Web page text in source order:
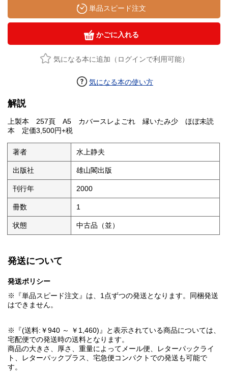
単品スピード注文
かごに入れる
気になる本に追加（ログインで利用可能）
気になる本の使い方
解説
上製本 257頁 A5 カバースレよごれ 縁いたみ少 ほぼ未読
本 定価3,500円+税
著者 水上静夫
出版社 雄山閣出版
刊行年 2000
冊数 1
状態 中古品（並）
発送について
発送ポリシー
※『単品スピード注文』は、1点ずつの発送となります。同梱発送
はできません。
※『(送料:￥940 ～ ￥1,460)』と表示されている商品については、
宅配便での発送時の送料となります。
商品の大きさ、厚さ、重量によってメール便、レターパックライ
ト、レターパックプラス、宅急便コンパクトでの発送も可能で
す。